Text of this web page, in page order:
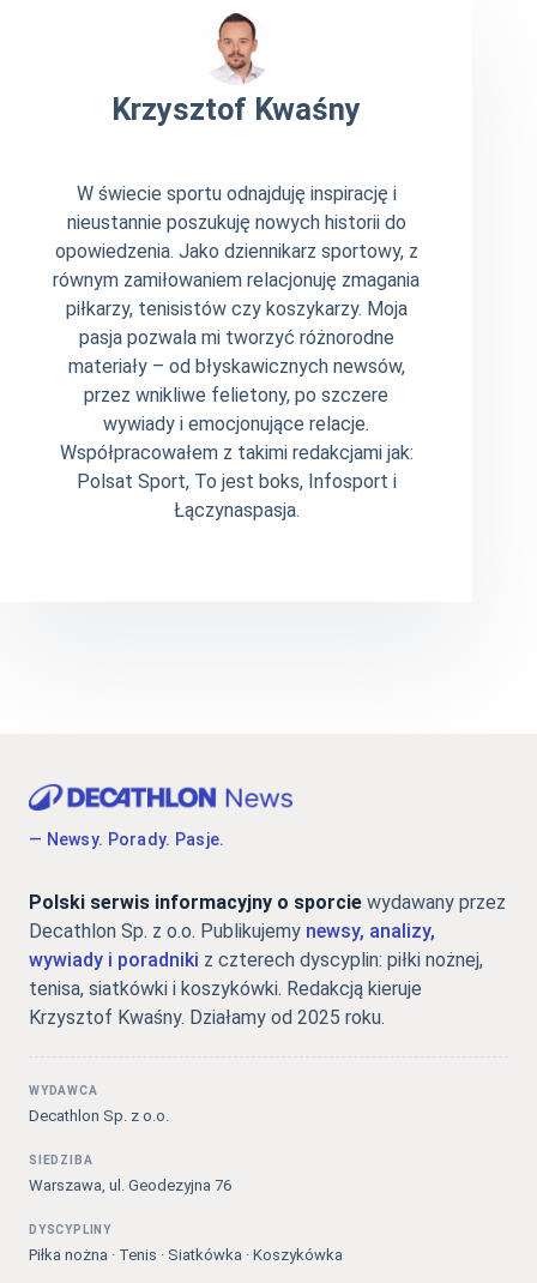
Krzysztof Kwaśny
W świecie sportu odnajduję inspirację i
nieustannie poszukuję nowych historii do
opowiedzenia. Jako dziennikarz sportowy, z
równym zamiłowaniem relacjonuję zmagania
piłkarzy, tenisistów czy koszykarzy. Moja
pasja pozwala mi tworzyć różnorodne
materiały – od błyskawicznych newsów,
przez wnikliwe felietony, po szczere
wywiady i emocjonujące relacje.
Współpracowałem z takimi redakcjami jak:
Polsat Sport, To jest boks, Infosport i
Łączynaspasja.
— Newsy. Porady. Pasje.
Polski serwis informacyjny o sporcie wydawany przez
Decathlon Sp. z o.o. Publikujemy newsy, analizy,
wywiady i poradniki z czterech dyscyplin: piłki nożnej,
tenisa, siatkówki i koszykówki. Redakcją kieruje
Krzysztof Kwaśny. Działamy od 2025 roku.
WYDAWCA
Decathlon Sp. z o.o.
SIEDZIBA
Warszawa, ul. Geodezyjna 76
DYSCYPLINY
Piłka nożna · Tenis · Siatkówka · Koszykówka